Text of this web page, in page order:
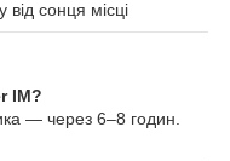
сонця місці
IM?
— через 6–8 годин.